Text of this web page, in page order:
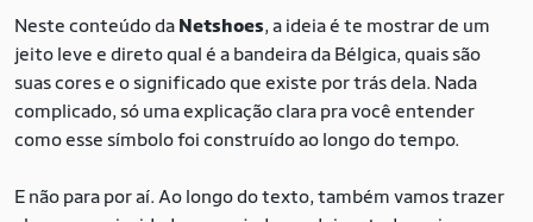
Neste conteúdo da Netshoes, a ideia é te mostrar de um
jeito leve e direto qual é a bandeira da Bélgica, quais são
suas cores e o significado que existe por trás dela. Nada
complicado, só uma explicação clara pra você entender
como esse símbolo foi construído ao longo do tempo.
E não para por aí. Ao longo do texto, também vamos trazer